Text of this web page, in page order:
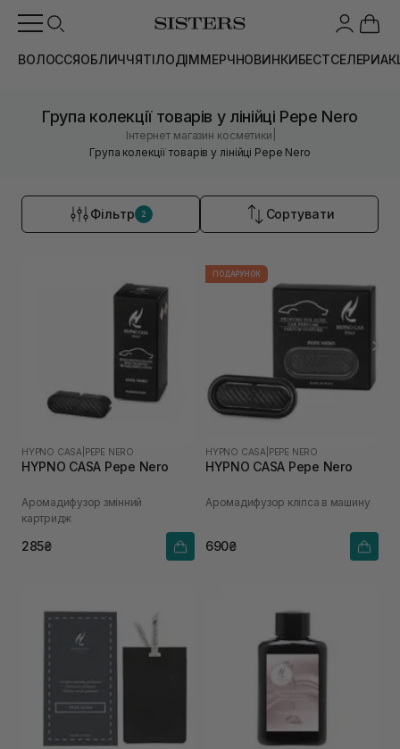
ВОЛОССЯОБЛИЧЧЯТІЛОДІММЕРЧНОВИНКИБЕСТСЕЛЕРИ
Група колекції товарів у лінійці Pepe Nero
Інтернет магазин косметики
Група колекції товарів у лінійці Pepe Nero
Фільтр 2 Сортувати
HYPNO CASA PEPE NERO
HYPNO CASA Pepe Nero
Аромадифузор змінний
картридж
285₴
ПОДАРУНОК
HYPNO CASA PEPE NERO
HYPNO CASA Pepe Nero
Аромадифузор кліпса в машину
690₴